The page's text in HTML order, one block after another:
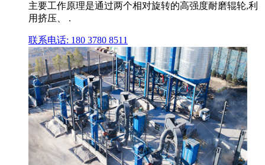
主要工作原理是通过两个相对旋转的高强度耐磨辊轮,利
用挤压、 .
联系电话: 180 3780 8511